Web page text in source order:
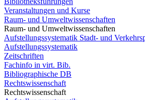
Veranstaltungen und Kurse
Raum- und Umweltwissenschaften
Raum- und Umweltwissenschaften
Aufstellungssystematik Stadt- und
Aufstellungssystematik
Zeitschriften
Fachinfo in virt. Bib.
Bibliographische DB
Rechtswissenschaft
Rechtswissenschaft